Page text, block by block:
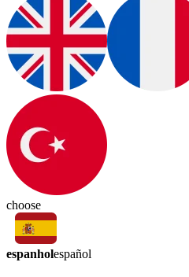
choose
espanholespañol